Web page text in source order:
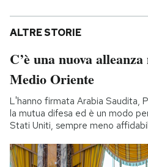
ALTRE STORIE
C’è una nuova
Medio Oriente
L'hanno firmata Arabia Saudita,
la mutua difesa ed è un modo
Stati Uniti, sempre meno